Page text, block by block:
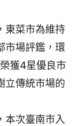
東菜市為維持
市場評鑑，環
獲4星優良市
立傳統市場的
本次臺南市入